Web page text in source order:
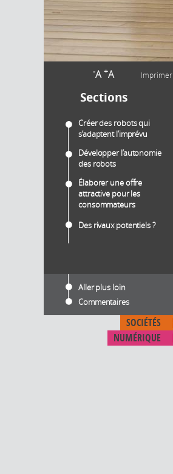
-A +A Imprimer
Sections
Créer des robots qui
s’adaptent l’imprévu
Développer l’autonomie
des robots
Élaborer une offre
attractive pour les
consommateurs
Des rivaux potentiels ?
Aller plus loin
Commentaires
SOCIÉTÉS
NUMÉRIQUE